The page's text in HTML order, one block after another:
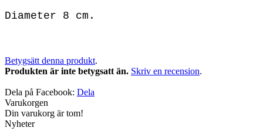
Diameter 8 cm.
Betygsätt denna produkt.
Produkten är inte betygsatt än. Skriv en recension.
Dela på Facebook: Dela
Varukorgen
Din varukorg är tom!
Nyheter